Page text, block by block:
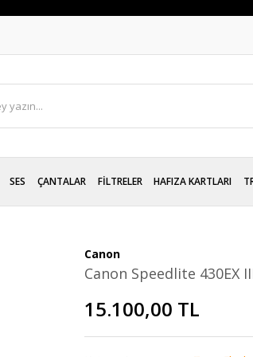
SES ÇANTALAR FİLTRELER HAFIZA KARTLARI
Canon
Canon Speedlite 430EX
15.100,00 TL